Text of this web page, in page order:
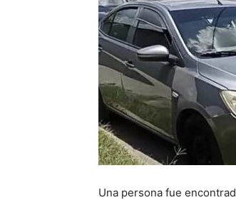
Una persona fue